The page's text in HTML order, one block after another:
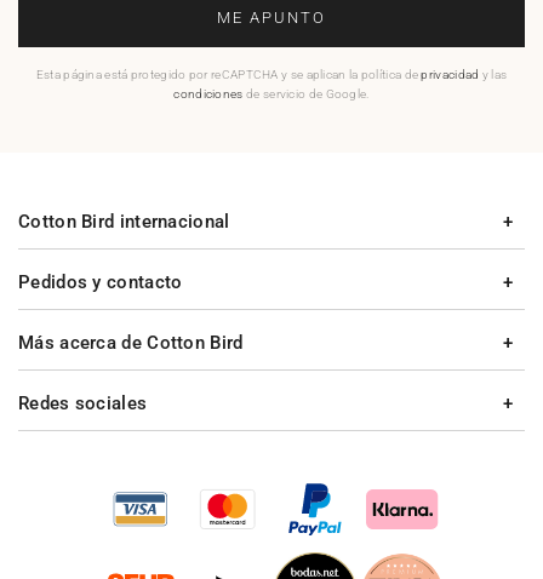
ME APUNTO
Esta página está protegido por reCAPTCHA y se aplican la política deprivacidad y las
condiciones de servicio de Google.
Pedidos y contacto
Más acerca de Cotton Bird
Cotton Bird internacional
Redes sociales